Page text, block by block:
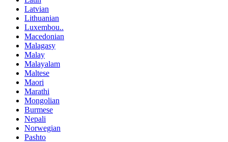
Latvian
Lithuanian
Luxembou..
Macedonian
Malagasy
Malay
Malayalam
Maltese
Maori
Marathi
Mongolian
Burmese
Nepali
Norwegian
Pashto